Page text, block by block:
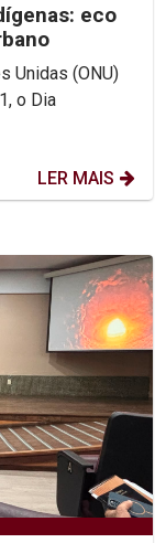
eco
Unidas (ONU)
o Dia
LER MAIS